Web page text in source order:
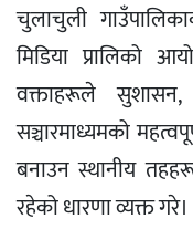
चुलाचुली
मिडिया प्रालिको
वक्ताहरूले सुशासन,
सञ्चारमाध्यमको
बनाउन स्थानीय
रहेको धारणा व्यक्त गरे।